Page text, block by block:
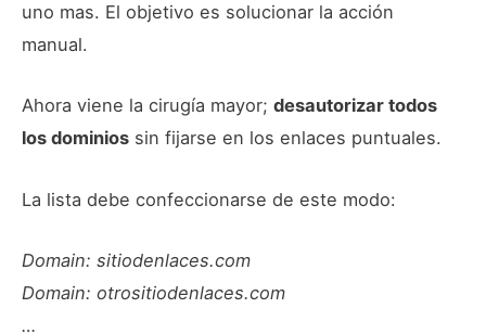
uno mas. El objetivo es solucionar la acción
manual.
Ahora viene la cirugía mayor; desautorizar todos
los dominios sin fijarse en los enlaces puntuales.
La lista debe confeccionarse de este modo:
Domain: sitiodenlaces.com
Domain: otrositiodenlaces.com
…